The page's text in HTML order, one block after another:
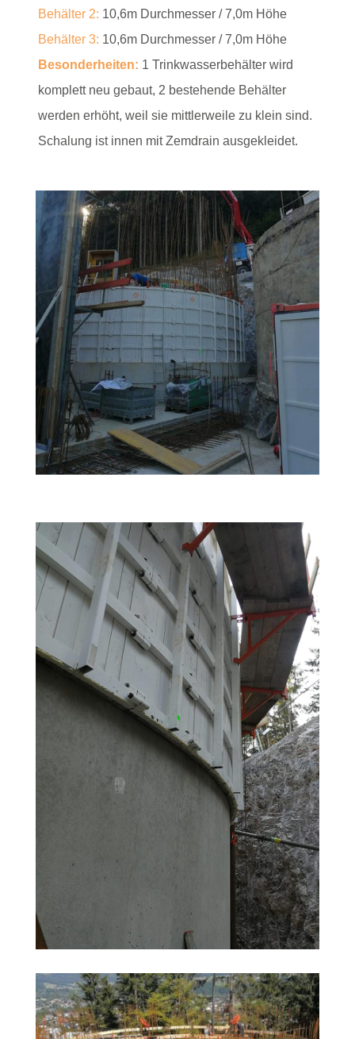
Behälter 2: 10,6m Durchmesser / 7,0m Höhe
Behälter 3: 10,6m Durchmesser / 7,0m Höhe
Besonderheiten: 1 Trinkwasserbehälter wird
komplett neu gebaut, 2 bestehende Behälter
werden erhöht, weil sie mittlerweile zu klein sind.
Schalung ist innen mit Zemdrain ausgekleidet.